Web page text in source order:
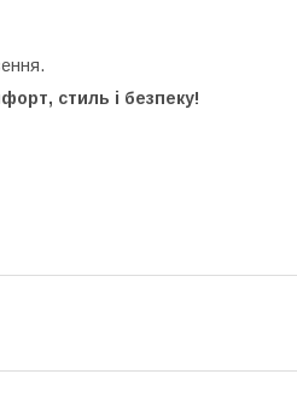
стиль і безпеку!